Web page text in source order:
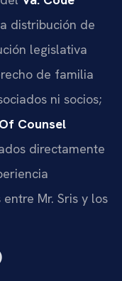
distribución de
legislativa
de familia
ni socios;
Of Counsel
directamente
Mr. Sris y los